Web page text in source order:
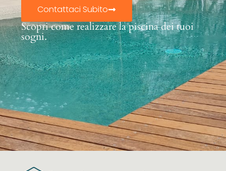
Contattaci Subito
Scopri come realizzare la piscina dei tuoi
sogni.